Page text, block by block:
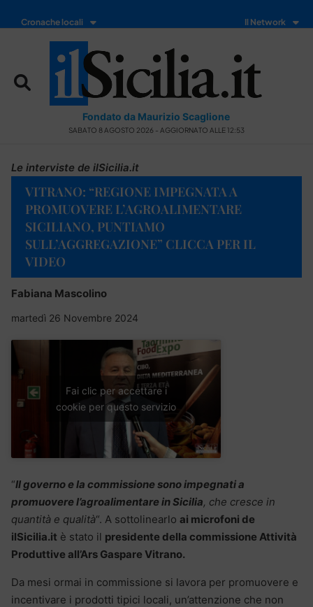
Cronache locali Il Network
Fondato da Maurizio Scaglione
SABATO 8 AGOSTO 2026 - AGGIORNATO ALLE 12:53
Le interviste de ilSicilia.it
VITRANO: “REGIONE IMPEGNATA A
PROMUOVERE L’AGROALIMENTARE
SICILIANO, PUNTIAMO
SULL’AGGREGAZIONE” CLICCA PER IL
VIDEO
Fabiana Mascolino
martedì 26 Novembre 2024
Fai clic per accettare i
cookie per questo servizio
“Il governo e la commissione sono impegnati a
promuovere l’agroalimentare in Sicilia, che cresce in
quantità e qualità“. A sottolinearlo ai microfoni de
ilSicilia.it è stato il presidente della commissione Attività
Produttive all’Ars Gaspare Vitrano.
Da mesi ormai in commissione si lavora per promuovere e
incentivare i prodotti tipici locali, un’attenzione che non